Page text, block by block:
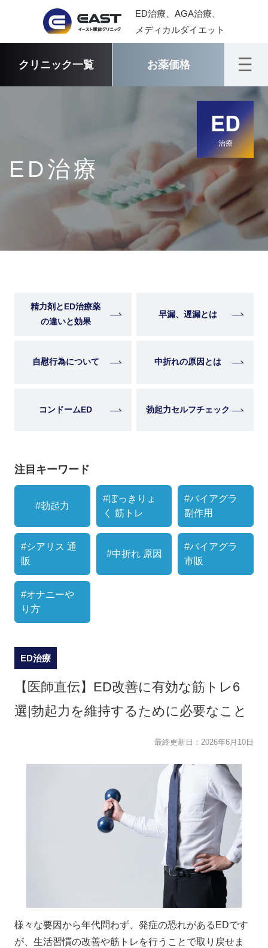
ED治療、AGA治療、
メディカルダイエット
クリニック一覧 お薬価格
ED
治療
ED治療
精力剤とED治療薬
の違いと効果
早漏、遅漏とは
自慰行為について 中折れの原因とは
コンドームED 勃起力セルフチェック
注目キーワード
#勃起力
#ぼっきりょ
く 筋トレ
#バイアグラ
副作用
#シアリス 通
販
#中折れ 原因
#バイアグラ
市販
#オナニーや
り方
ED治療
【医師直伝】ED改善に有効な筋トレ6
選|勃起力を維持するために必要なこと
最終更新日：2026年6月10日
様々な要因から年代問わず、発症の恐れがあるEDです
が、生活習慣の改善や筋トレを行うことで取り戻せま